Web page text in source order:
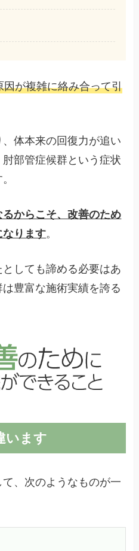
が複雑に絡み合って引
体本来の回復力が追い
部管症候群という症状
からこそ、改善のため
なります。
しても諦める必要はあ
豊富な施術実績を誇る
います
、次のようなものが一